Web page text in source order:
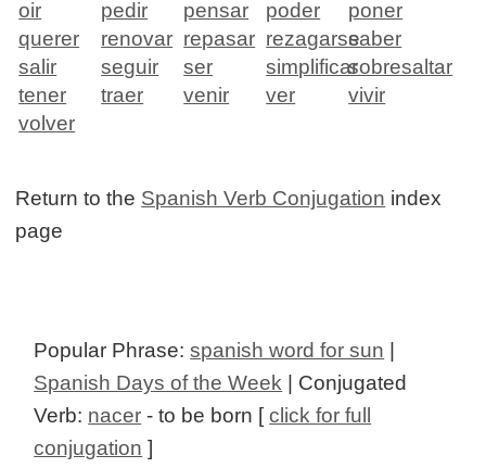
oir
pedir pensar poder
poner
querer
renovar repasar rezagarsesaber
salir
seguir ser simplificarsobresaltar
tener
traer venir ver
vivir
volver
Return to the Spanish Verb Conjugation index
page
Popular Phrase:spanish word for sun
Spanish Days of the Week | Conjugated
Verb: nacer - to be born [click for full
conjugation ]